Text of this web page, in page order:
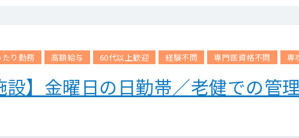
たり勤務 高額給与 60代以上歓迎 経験不問 専門医資格不問 専
設】金曜日の日勤帯／老健での管